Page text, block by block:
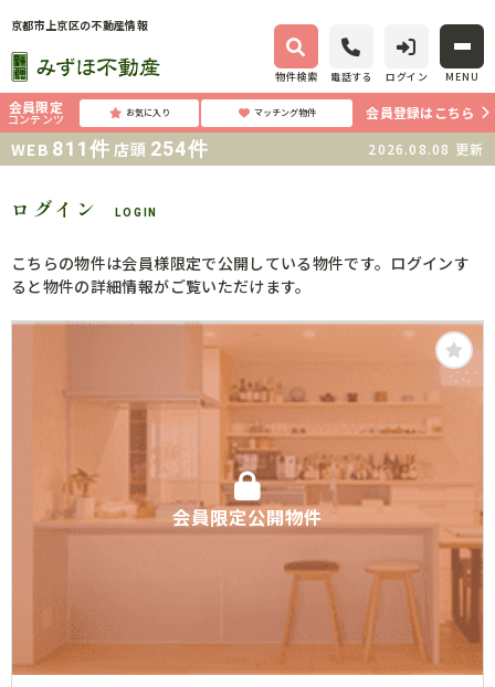
京都市上京区の不動産情報
物件検索 電話する ログイン MENU
会員限定
コンテンツ お気に入り マッチング物件 会員登録はこちら
WEB 811件 店頭 254件 2026.08.08 更新
ログイン LOGIN
こちらの物件は会員様限定で公開している物件です。ログインす
ると物件の詳細情報がご覧いただけます。
会員限定公開物件